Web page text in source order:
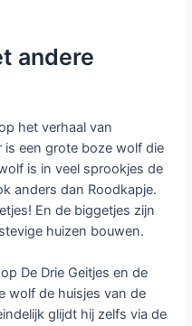
andere
het verhaal van
is een grote boze wolf die
is in veel sprookjes de
anders dan Roodkapje.
En de biggetjes zijn
huizen bouwen.
De Drie Geitjes en de
wolf de huisjes van de
glijdt hij zelfs via de